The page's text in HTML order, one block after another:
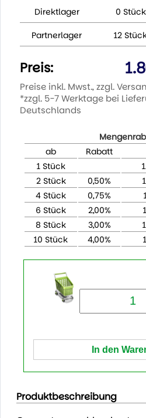
Direktlager 0 Stück
Partnerlager 12
Preis:
Preise inkl. Mwst., zzgl.
*zzgl. 5-7 Werktage bei
Deutschlands
ab
Rabatt
1 Stück
2 Stück
0,50%
4 Stück
0,75%
6 Stück
2,00%
8 Stück
3,00%
10 Stück
4,00%
Produktbeschreibung